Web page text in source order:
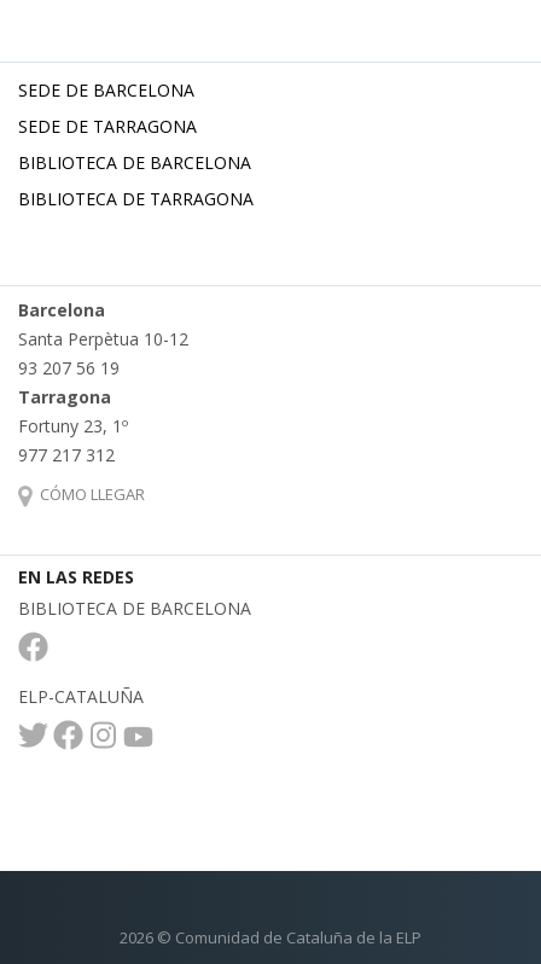
SEDE DE BARCELONA
SEDE DE TARRAGONA
BIBLIOTECA DE BARCELONA
BIBLIOTECA DE TARRAGONA
Barcelona
Santa Perpètua 10-12
93 207 56 19
Tarragona
Fortuny 23, 1º
977 217 312
CÓMO LLEGAR
EN LAS REDES
BIBLIOTECA DE BARCELONA
ELP-CATALUÑA
2026 © Comunidad de Cataluña de la ELP